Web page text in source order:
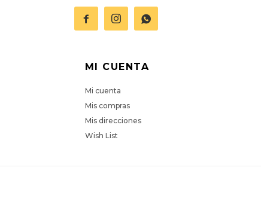
  
MI CUENTA
Mi cuenta
Mis compras
Mis direcciones
Wish List